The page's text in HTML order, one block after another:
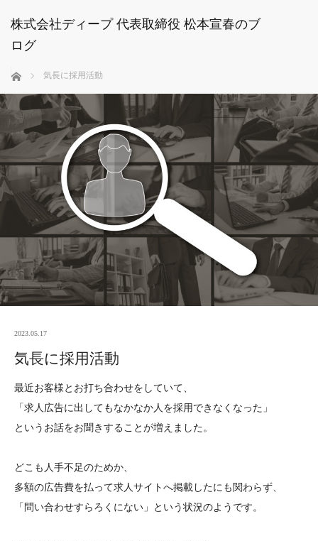
株式会社ディープ 代表取締役 松本宣春のブ
ログ
ホーム 気長に採用活動
2023.05.17
気長に採用活動
最近お客様とお打ち合わせをしていて、
「求人広告に出してもなかなか人を採用できなくなった」
というお話をお聞きすることが増えました。
どこも人手不足のためか、
多額の広告費を払って求人サイトへ掲載したにも関わらず、
「問い合わせすらろくにない」という状況のようです。